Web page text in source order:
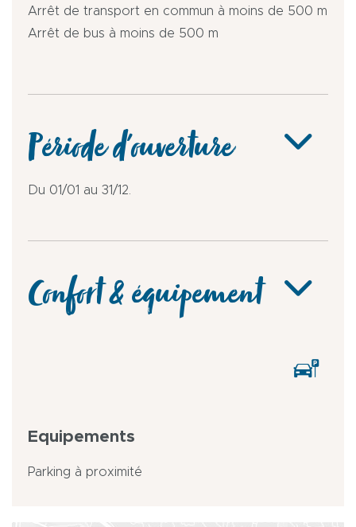
Arrêt de transport en commun à moins de 500 m
Arrêt de bus à moins de 500 m
Période d'ouverture
Du 01/01 au 31/12.
Confort & équipement
Equipements
Parking à proximité